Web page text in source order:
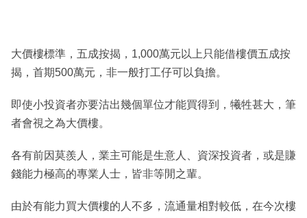
大價樓標準，五成按揭，1,000萬元以上只能借樓價五成按
揭，首期500萬元，非一般打工仔可以負擔。
即使小投資者亦要沽出幾個單位才能買得到，犧牲甚大，筆
者會視之為大價樓。
各有前因莫羨人，業主可能是生意人、資深投資者，或是賺
錢能力極高的專業人士，皆非等閒之輩。
由於有能力買大價樓的人不多，流通量相對較低，在今次樓